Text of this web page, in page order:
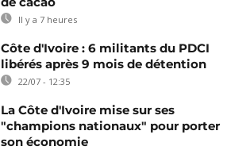
Il y a 7 heures
Côte d'Ivoire : 6 militants du PDCI
libérés après 9 mois de détention
22/07 - 12:35
La Côte d'Ivoire mise sur ses
"champions nationaux" pour porter
son économie